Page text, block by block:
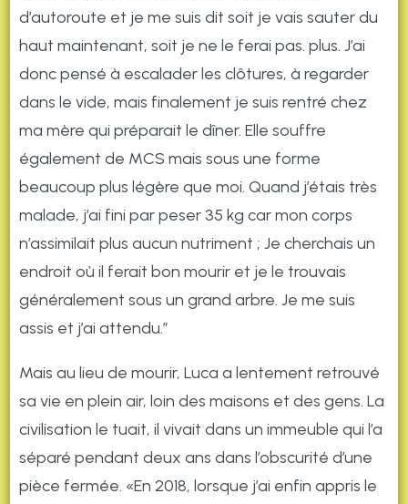
d’autoroute et je me suis dit soit je vais sauter du
haut maintenant, soit je ne le ferai pas. plus. J’ai
donc pensé à escalader les clôtures, à regarder
dans le vide, mais finalement je suis rentré chez
ma mère qui préparait le dîner. Elle souffre
également de MCS mais sous une forme
beaucoup plus légère que moi. Quand j’étais très
malade, j’ai fini par peser 35 kg car mon corps
n’assimilait plus aucun nutriment ; Je cherchais un
endroit où il ferait bon mourir et je le trouvais
généralement sous un grand arbre. Je me suis
assis et j’ai attendu.”
Mais au lieu de mourir, Luca a lentement retrouvé
sa vie en plein air, loin des maisons et des gens. La
civilisation le tuait, il vivait dans un immeuble qui l’a
séparé pendant deux ans dans l’obscurité d’une
pièce fermée. «En 2018, lorsque j’ai enfin appris le